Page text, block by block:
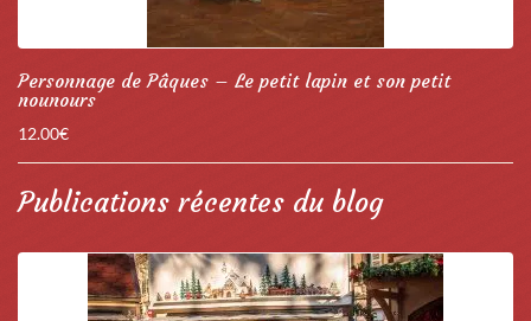
Personnage de Pâques – Le petit lapin et son petit
nounours
12.00€
Publications récentes du blog